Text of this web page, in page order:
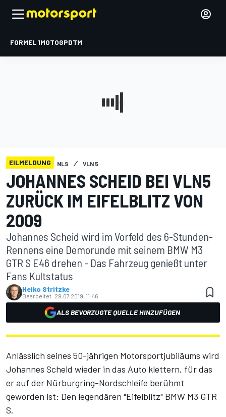
FORMEL 1MOTOGPDTM
EILMELDUNG NLS VLN 5
JOHANNES SCHEID BEI VLN5
ZURÜCK IM EIFELBLITZ VON
2009
Johannes Scheid wird im Vorfeld des 6-Stunden-
Rennens eine Demorunde mit seinem BMW M3
GTR S E46 drehen - Das Fahrzeug genießt unter
Fans Kultstatus
Heiko Stritzke
Bearbeitet: 29.07.2019, 11:46
ALS BEVORZUGTE QUELLE HINZUFÜGEN
Anlässlich seines 50-jährigen Motorsportjubiläums wird
Johannes Scheid wieder in das Auto klettern, für das
er auf der Nürburgring-Nordschleife berühmt
geworden ist: Den legendären "Eifelblitz" BMW M3 GTR
S.